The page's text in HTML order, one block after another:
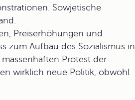
Sowjetische
Preiserhöhungen und
zum Aufbau des Sozialismus in
Protest der
wirklich neue Politik, obwohl